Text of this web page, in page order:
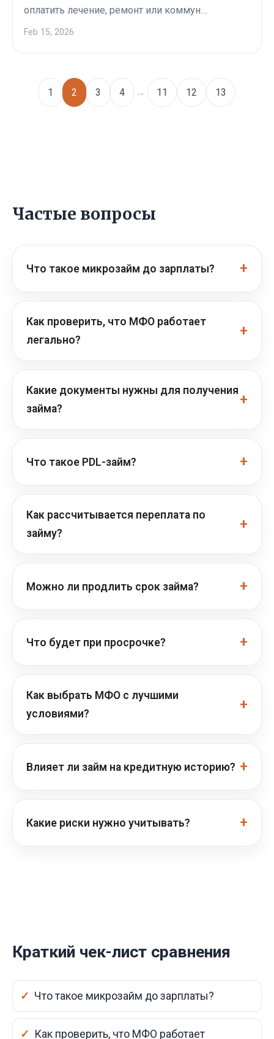
оплатить лечение, ремонт или коммун…
Feb 15, 2026
1 2 3 4 … 11 12 13
Частые вопросы
Что такое микрозайм до зарплаты?
Как проверить, что МФО работает
легально?
Какие документы нужны для получения
займа?
Что такое PDL-займ?
Как рассчитывается переплата по
займу?
Можно ли продлить срок займа?
Что будет при просрочке?
Как выбрать МФО с лучшими
условиями?
Влияет ли займ на кредитную историю?
Какие риски нужно учитывать?
Краткий чек-лист сравнения
Что такое микрозайм до зарплаты?
Как проверить, что МФО работает